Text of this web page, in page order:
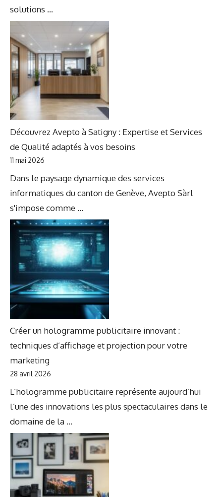
solutions ...
Découvrez Avepto à Satigny : Expertise et Services
de Qualité adaptés à vos besoins
11 mai 2026
Dans le paysage dynamique des services
informatiques du canton de Genève, Avepto Sàrl
s'impose comme ...
Créer un hologramme publicitaire innovant :
techniques d’affichage et projection pour votre
marketing
28 avril 2026
L’hologramme publicitaire représente aujourd’hui
l’une des innovations les plus spectaculaires dans le
domaine de la ...